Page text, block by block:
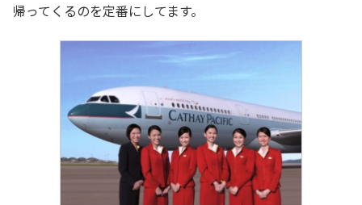
帰ってくるのを定番にしてます。